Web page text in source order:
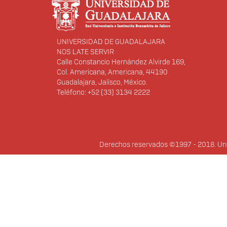
UNIVERSIDAD DE GUADALAJARA
NOS LATE SERVIR
Calle Constancio Hernández Alvirde 169,
Col. Americana, Americana, 44190
Guadalajara, Jalisco, México.
Teléfono: +52 (33) 3134 2222
DerechosDerechos reservados ©1997 - 2018.